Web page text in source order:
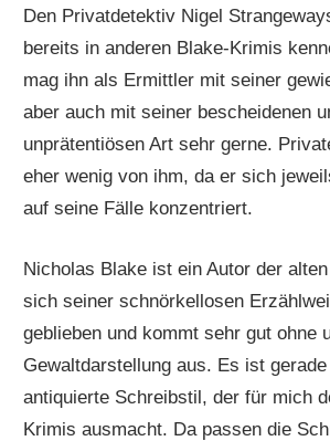
Den Privatdetektiv Nigel
bereits in anderen Blake-Krimis
mag ihn als Ermittler mit seiner
aber auch mit seiner bescheidenen
unprätentiösen Art sehr gerne.
eher wenig von ihm, da er sich
auf seine Fälle konzentriert.
Nicholas Blake ist ein Autor der
sich seiner schnörkellosen
geblieben und kommt sehr gut ohne
Gewaltdarstellung aus. Es ist
antiquierte Schreibstil, der für mich
Krimis ausmacht. Da passen die